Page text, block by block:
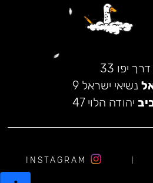
דרך יפו 33
נשיאי ישראל 9
יהודה הלוי 47
INSTAGRAM